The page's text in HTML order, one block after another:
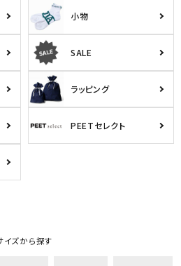
小物
SALE
ラッピング
PEETセレクト
イズから探す